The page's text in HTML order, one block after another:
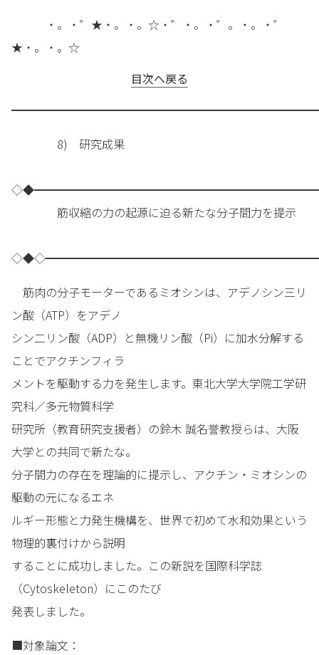
・。・゜★・。・。☆・゜・。・゜。・。・゜
★・。・。☆
目次へ戻る
8) 研究成果
筋収縮の力の起源に迫る新たな分子間力を提示
筋肉の分子モーターであるミオシンは、アデノシン三リ
ン酸（ATP）をアデノ
シン二リン酸（ADP）と無機リン酸（Pi）に加水分解する
ことでアクチンフィラ
メントを駆動する力を発生します。東北大学大学院工学研
究科／多元物質科学
研究所（教育研究支援者）の鈴木 誠名誉教授らは、大阪
大学との共同で新たな。
分子間力の存在を理論的に提示し、アクチン・ミオシンの
駆動の元になるエネ
ルギー形態と力発生機構を、世界で初めて水和効果という
物理的裏付けから説明
することに成功しました。この新説を国際科学誌
（Cytoskeleton）にこのたび
発表しました。
■対象論文：